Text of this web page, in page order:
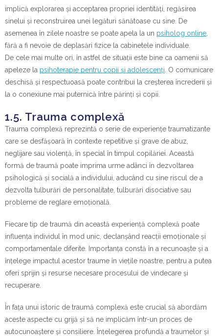
implică explorarea și acceptarea propriei identități, regăsirea
sinelui și reconstruirea unei legături sănătoase cu sine. De
asemenea în zilele noastre se poate apela la un psiholog online
fără a fi nevoie de deplasări fizice la cabinetele individuale.
De cele mai multe ori, în astfel de situații este bine ca oamenii să
apeleze la psihoterapie pentru copii și adolescenți . O comunicare
deschisă și respectuoasă poate contribui la creșterea încrederii și
la o conexiune mai puternică între părinți și copii.
1.5. Trauma complexă
Trauma complexă reprezintă o serie de experiențe traumatizante
care se desfășoară în contexte repetitive și grave de abuz,
neglijare sau violență, în special în timpul copilăriei. Această
formă de traumă poate imprima urme adânci în dezvoltarea
psihologică și socială a individului, aducând cu sine riscul de a
dezvolta tulburări de personalitate, tulburări disociative sau
probleme de reglare emoțională.
Fiecare tip de traumă din această experiență complexă poate
influența individul în mod unic, declanșând reacții emoționale și
comportamentale diferite. Importanța constă în a recunoaște și a
înțelege impactul acestor traume în viețile noastre, pentru a putea
oferi sprijin și resurse necesare procesului de vindecare și
recuperare.
În fața unui istoric de traumă complexă este crucial să abordăm
aceste aspecte cu grijă și să ne implicăm într-un proces de
autocunoaștere și consiliere. Înțelegerea profundă a traumelor și